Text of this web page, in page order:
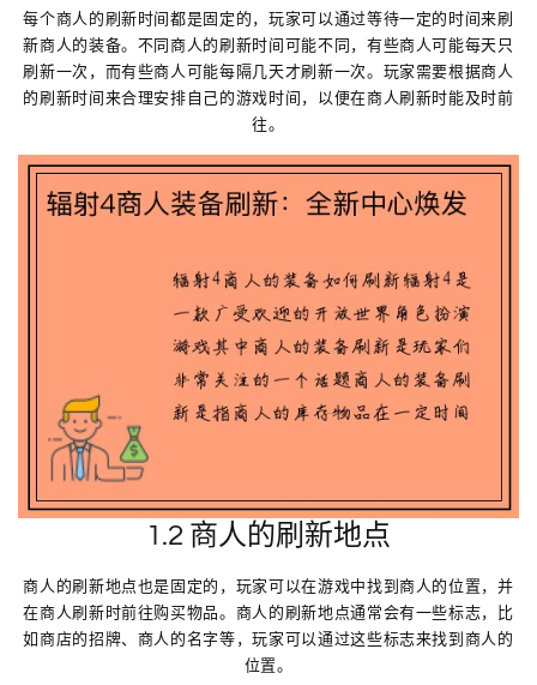
每个商人的刷新时间都是固定的，玩家可以通过等待一定的时间来刷
新商人的装备。不同商人的刷新时间可能不同，有些商人可能每天只
刷新一次，而有些商人可能每隔几天才刷新一次。玩家需要根据商人
的刷新时间来合理安排自己的游戏时间，以便在商人刷新时能及时前
往。
1.2 商人的刷新地点
商人的刷新地点也是固定的，玩家可以在游戏中找到商人的位置，并
在商人刷新时前往购买物品。商人的刷新地点通常会有一些标志，比
如商店的招牌、商人的名字等，玩家可以通过这些标志来找到商人的
位置。